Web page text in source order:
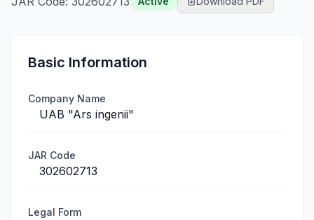
Basic Information
Company Name
UAB "Ars ingenii"
JAR Code
302602713
Legal Form